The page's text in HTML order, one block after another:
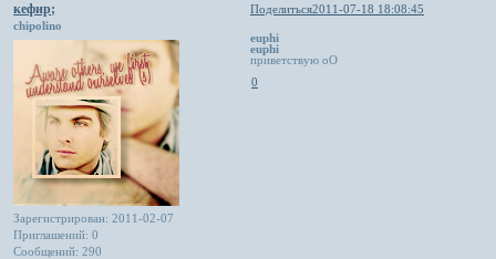
Поделиться2011-07-18 18:08:45
кефир;
chipolino
Зарегистрирован: 2011-02-07
Приглашений: 0
Сообщений: 290
euphi
euphi
приветствую оО
0